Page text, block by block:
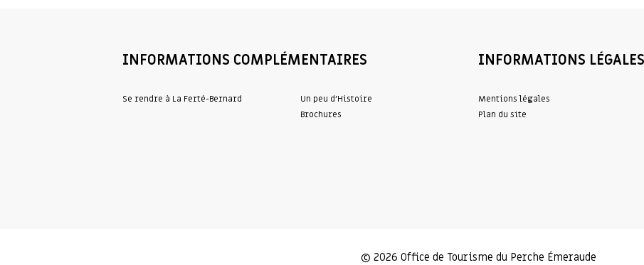
INFORMATIONS COMPLÉMENTAIRES
Se rendre à La Ferté-Bernard
Un peu d’Histoire
Brochures
INFORMATIONS LÉGALES
Mentions légales
Plan du site
© 2026 Office de Tourisme du Perche Émeraude